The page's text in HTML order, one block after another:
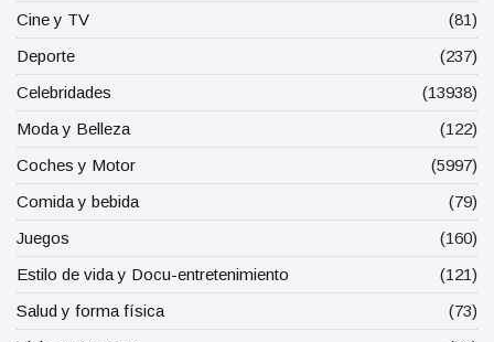
Cine y TV
(81)
Deporte
(237)
Celebridades
(13938)
Moda y Belleza
(122)
Coches y Motor
(5997)
Comida y bebida
(79)
Juegos
(160)
Estilo de vida y Docu-entretenimiento
(121)
Salud y forma física
(73)